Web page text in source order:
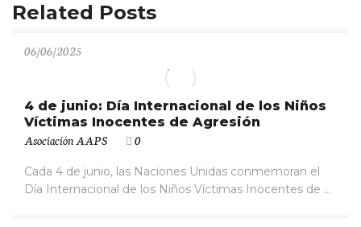
Related Posts
06/06/2025
4 de junio: Día Internacional de los Niños
Víctimas Inocentes de Agresión
Asociación AAPS 0
Cada 4 de junio, las Naciones Unidas conmemoran el
Día Internacional de los Niños Víctimas Inocentes de ...